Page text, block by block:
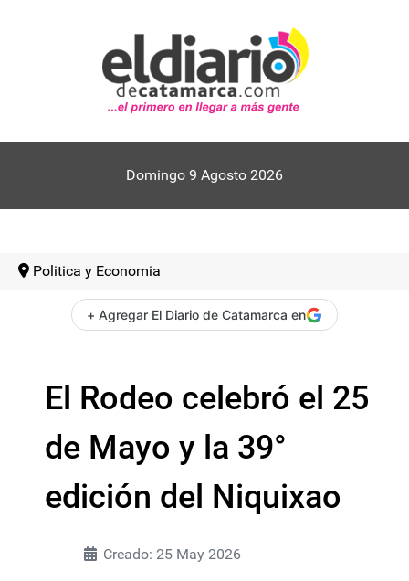
Domingo 9 Agosto 2026
Politica y Economia
+ Agregar El Diario de Catamarca en
El Rodeo celebró el 25
de Mayo y la 39°
edición del Niquixao
Creado: 25 May 2026